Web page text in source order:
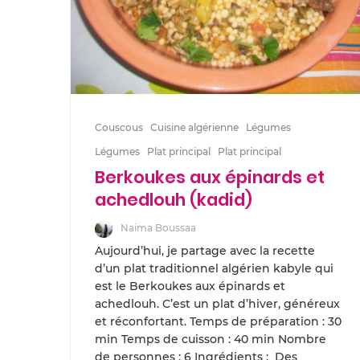
Couscous Cuisine algérienne
Légumes
Légumes
Plat principal Plat principal
Berkoukes aux épinards et
achedlouh (kadid)
Naima Boussaa
Aujourd’hui, je partage avec la recette
d’un plat traditionnel algérien kabyle qui
est le Berkoukes aux épinards et
achedlouh. C’est un plat d’hiver, généreux
et réconfortant. Temps de préparation : 30
min Temps de cuisson : 40 min Nombre
de personnes : 6 Ingrédients : Des